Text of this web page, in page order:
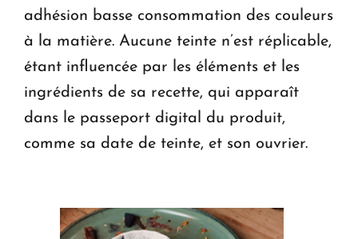
adhésion basse consommation des couleurs
à la matière. Aucune teinte n’est réplicable,
étant influencée par les éléments et les
ingrédients de sa recette, qui apparaît
dans le passeport digital du produit,
comme sa date de teinte, et son ouvrier.